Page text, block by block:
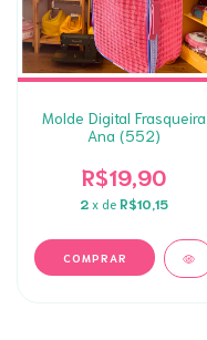
Molde Digital Frasqueira
Ana (552)
R$19,90
2 x de R$10,15